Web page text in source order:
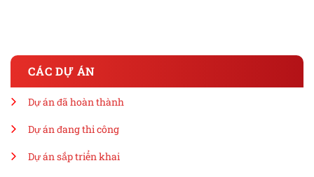
CÁC DỰ ÁN
Dự án đã hoàn thành
Dự án đang thi công
Dự án sắp triển khai